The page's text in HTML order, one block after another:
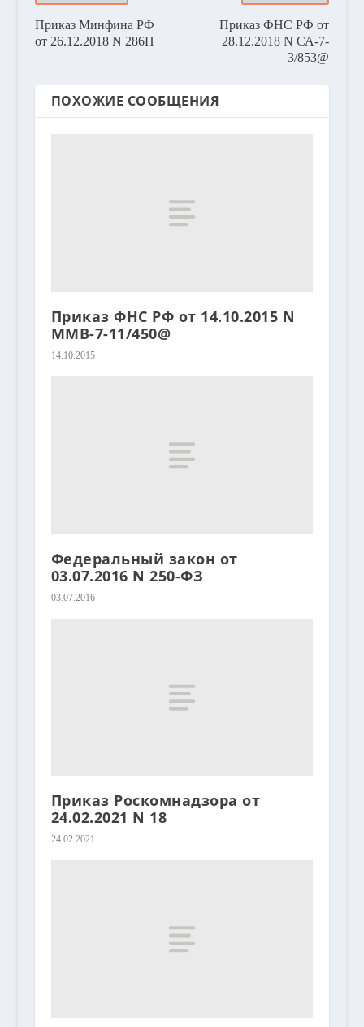
Приказ Минфина РФ
от 26.12.2018 N 286Н
Приказ ФНС РФ от
28.12.2018 N СА-7-
3/853@
ПОХОЖИЕ СООБЩЕНИЯ
Приказ ФНС РФ от 14.10.2015 N
ММВ-7-11/450@
14.10.2015
Федеральный закон от
03.07.2016 N 250-ФЗ
03.07.2016
Приказ Роскомнадзора от
24.02.2021 N 18
24.02.2021